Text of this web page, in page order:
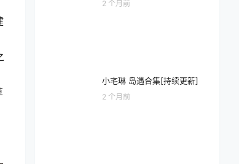
2 个月前
小宅琳 岛遇合集[持续更新]
2 个月前